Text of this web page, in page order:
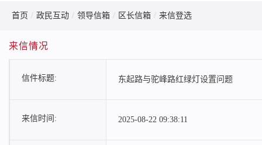
首页 / 政民互动 / 领导信箱 / 区长信箱 / 来信登选
来信情况
信件标题: 东起路与驼峰路红绿灯设置问题
来信时间: 2025-08-22 09:38:11